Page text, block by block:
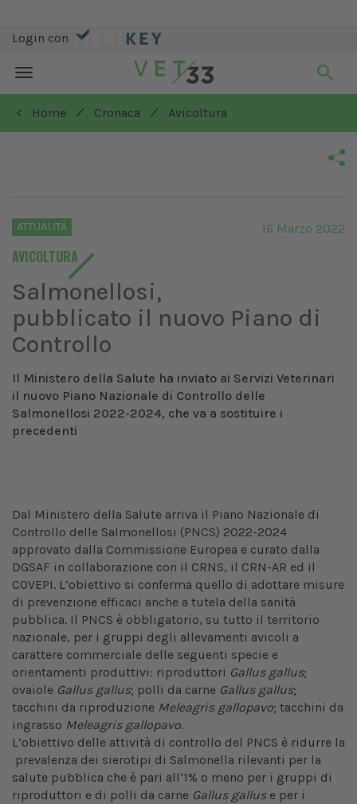
Login con
Toggle
navigation
< Home
/ Cronaca / Avicoltura
ATTUALITÀ
AVICOLTURA
16 Marzo 2022
Salmonellosi,
pubblicato il nuovo Piano di
Controllo
Il Ministero della Salute ha inviato ai Servizi Veterinari
il nuovo Piano Nazionale di Controllo delle
Salmonellosi 2022-2024, che va a sostituire i
precedenti
Dal Ministero della Salute arriva il Piano Nazionale di
Controllo delle Salmonellosi (PNCS) 2022-2024
approvato dalla Commissione Europea e curato dalla
DGSAF in collaborazione con il CRNS, il CRN-AR ed il
COVEPI. L’obiettivo si conferma quello di adottare misure
di prevenzione efficaci anche a tutela della sanità
pubblica. Il PNCS è obbligatorio, su tutto il territorio
nazionale, per i gruppi degli allevamenti avicoli a
carattere commerciale delle seguenti specie e
orientamenti produttivi: riproduttori Gallus gallus;
ovaiole Gallus gallus; polli da carne Gallus gallus;
tacchini da riproduzione Meleagris gallopavo; tacchini da
ingrasso Meleagris gallopavo.
L’obiettivo delle attività di controllo del PNCS è ridurre la
prevalenza dei sierotipi di Salmonella rilevanti per la
salute pubblica che è pari all’1% o meno per i gruppi di
riproduttori e di polli da carne Gallus galluse per i